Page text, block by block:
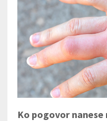
Ko pogovor nanese